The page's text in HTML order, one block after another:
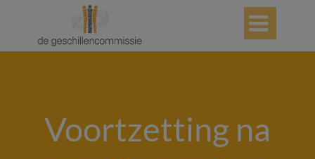

Voortzetting na